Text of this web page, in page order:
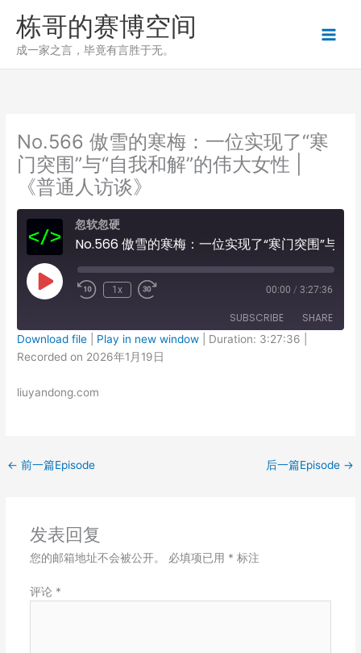
栋哥的赛博空间
成一家之言，毕竟有言胜于无。
No.566 傲雪的寒梅：一位实现了“寒
门突围”与“自我和解”的伟大女性 |
《普通人访谈》
忽软忽硬
Play
Episode
1x 00:00 / 3:27:36
SUBSCRIBE SHARE
SHARE
LINK
Download file Play in new window Duration: 3:27:36
Recorded on 2026年1月19日
liuyandong.com
← 前一篇Episode 后一篇Episode →
发表回复
您的邮箱地址不会被公开。 必填项已用 * 标注
评论 *